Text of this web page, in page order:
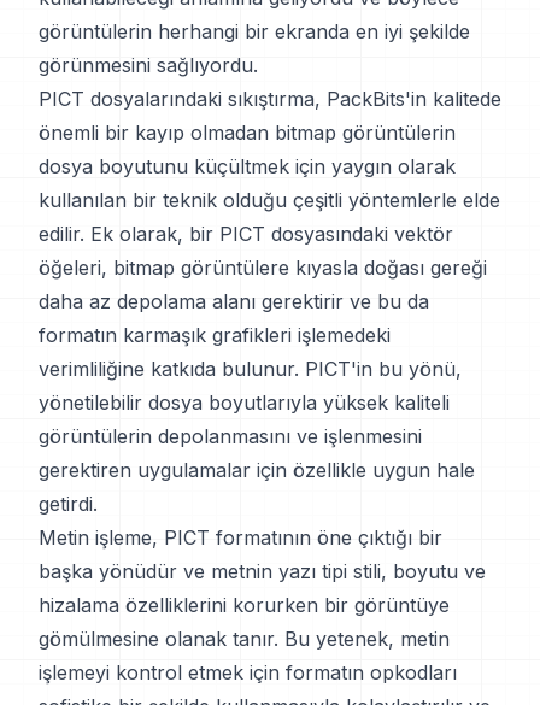
görüntülerin herhangi bir ekranda en iyi şekilde
görünmesini sağlıyordu.
PICT dosyalarındaki sıkıştırma, PackBits'in kalitede
önemli bir kayıp olmadan bitmap görüntülerin
dosya boyutunu küçültmek için yaygın olarak
kullanılan bir teknik olduğu çeşitli yöntemlerle elde
edilir. Ek olarak, bir PICT dosyasındaki vektör
öğeleri, bitmap görüntülere kıyasla doğası gereği
daha az depolama alanı gerektirir ve bu da
formatın karmaşık grafikleri işlemedeki
verimliliğine katkıda bulunur. PICT'in bu yönü,
yönetilebilir dosya boyutlarıyla yüksek kaliteli
görüntülerin depolanmasını ve işlenmesini
gerektiren uygulamalar için özellikle uygun hale
getirdi.
Metin işleme, PICT formatının öne çıktığı bir
başka yönüdür ve metnin yazı tipi stili, boyutu ve
hizalama özelliklerini korurken bir görüntüye
gömülmesine olanak tanır. Bu yetenek, metin
işlemeyi kontrol etmek için formatın opkodları